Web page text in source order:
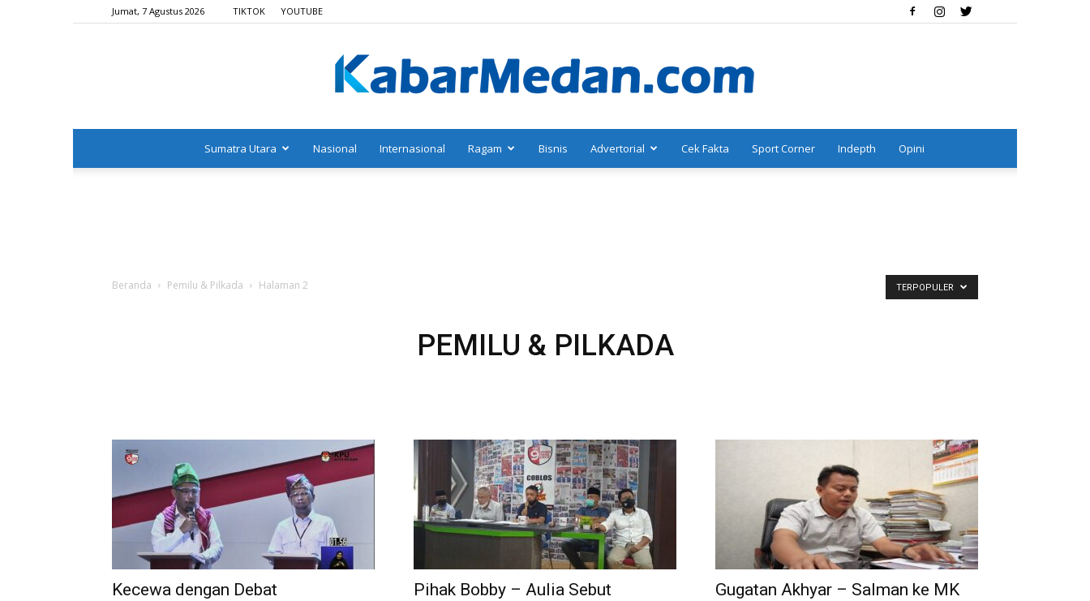
Jumat, 7 Agustus 2026 TIKTOK YOUTUBE
Sumatra Utara Nasional Internasional Ragam Bisnis Advertorial Cek Fakta Sport Corner Indepth Opini
Beranda Pemilu & Pilkada Halaman 2
PEMILU & PILKADA
TERPOPULER
Kecewa dengan Debat
Pihak Bobby – Aulia Sebut
Gugatan Akhyar – Salman ke MK